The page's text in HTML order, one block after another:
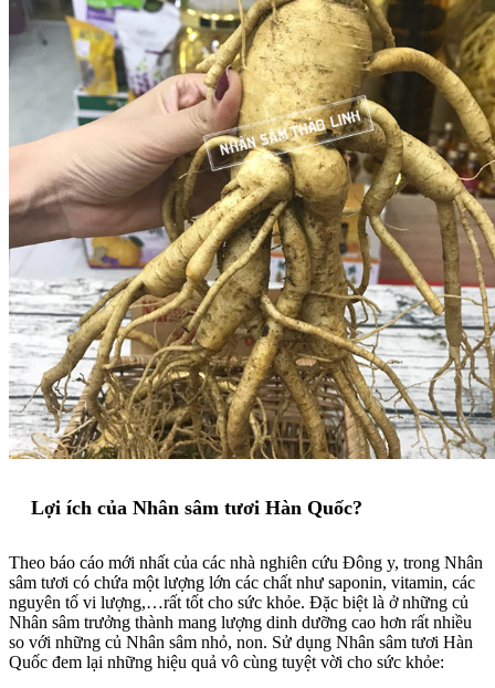
Lợi ích của Nhân sâm tươi Hàn Quốc?
Theo báo cáo mới nhất của các nhà nghiên cứu Đông y, trong Nhân
sâm tươi có chứa một lượng lớn các chất như saponin, vitamin, các
nguyên tố vi lượng,…rất tốt cho sức khỏe. Đặc biệt là ở những củ
Nhân sâm trưởng thành mang lượng dinh dưỡng cao hơn rất nhiều
so với những củ Nhân sâm nhỏ, non. Sử dụng Nhân sâm tươi Hàn
Quốc đem lại những hiệu quả vô cùng tuyệt vời cho sức khỏe: